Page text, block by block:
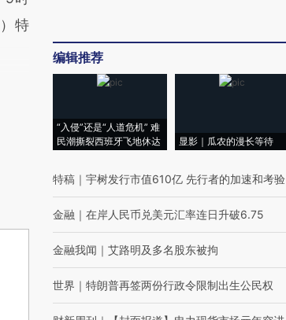
特
编辑推荐
“入侵”还是“人道危机” 难
民潮撕裂西班牙飞地休达
显影｜瓜农的漫长等待
特稿 ｜ 宇树发行市值610亿 先行者的加速和考验
金融 ｜ 在岸人民币兑美元汇率连日升破6.75
金融我闻 ｜ 艾路明及多名股东被拘
世界 ｜ 特朗普再签两份行政令限制出生公民权